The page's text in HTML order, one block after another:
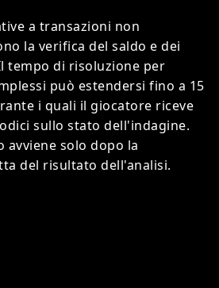
a transazioni non
la verifica del saldo e dei
tempo di risoluzione per
può estendersi fino a 15
i quali il giocatore riceve
sullo stato dell'indagine.
avviene solo dopo la
del risultato dell'analisi.